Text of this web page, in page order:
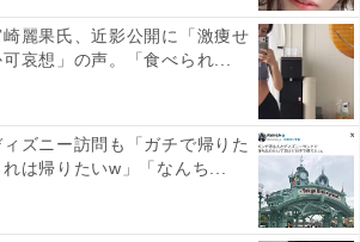
麗果氏、近影公開に「激痩せ
哀想」の声。「食べられ...
ズニー訪問も「ガチで帰りた
は帰りたいw」「なんち...